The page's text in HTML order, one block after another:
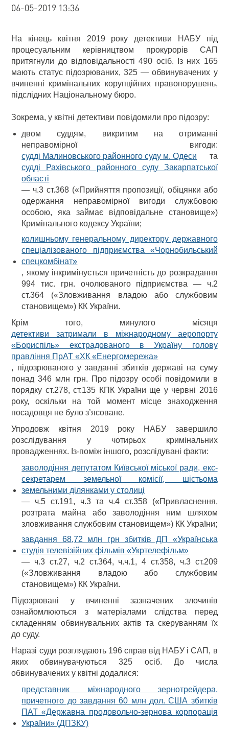
06-05-2019 13:36
На кінець квітня 2019 року детективи НАБУ під
процесуальним керівництвом прокурорів САП
притягнули до відповідальності 490 осіб. Із них 165
мають статус підозрюваних, 325 — обвинувачених у
вчиненні кримінальних корупційних правопорушень,
підслідних Національному бюро.
Зокрема, у квітні детективи повідомили про підозру:
двом суддям, викритим на отриманні
неправомірної вигоди:
судді Малиновського районного суду м. Одеси та
судді Рахівського районного суду Закарпатської
області
— ч.3 ст.368 («Прийняття пропозиції, обіцянки або
одержання неправомірної вигоди службовою
особою, яка займає відповідальне становище»)
Кримінального кодексу України;
колишньому генеральному директору державного
спеціалізованого підприємства «Чорнобильський
спецкомбінат»
, якому інкримінується причетність до розкрадання
994 тис. грн. очолюваного підприємства — ч.2
ст.364 («Зловживання владою або службовим
становищем») КК України.
Крім того, минулого місяця
детективи затримали в міжнародному аеропорту
«Бориспіль» екстрадованого в Україну голову
правління ПрАТ «ХК «Енергомережа»
, підозрюваного у завданні збитків державі на суму
понад 346 млн грн. Про підозру особі повідомили в
порядку ст.278, ст.135 КПК України ще у червні 2016
року, оскільки на той момент місце знаходження
посадовця не було з’ясоване.
Упродовж квітня 2019 року НАБУ завершило
розслідування у чотирьох кримінальних
провадженнях. Із-поміж іншого, розслідувані факти:
заволодіння депутатом Київської міської ради, екс-
секретарем земельної комісії, шістьома
земельними ділянками у столиці
— ч.5 ст.191, ч.3 та ч.4 ст.358 («Привласнення,
розтрата майна або заволодіння ним шляхом
зловживання службовим становищем») КК України;
завдання 68,72 млн грн збитків ДП «Українська
студія телевізійних фільмів «Укртелефільм»
— ч.3 ст.27, ч.2 ст.364, ч.ч.1, 4 ст.358, ч.3 ст.209
(«Зловживання владою або службовим
становищем») КК України.
Підозрювані у вчиненні зазначених злочинів
ознайомлюються з матеріалами слідства перед
складенням обвинувальних актів та скеруванням їх
до суду.
Наразі суди розглядають 196 справ від НАБУ і САП, в
яких обвинувачуються 325 осіб. До числа
обвинувачених у квітні додалися:
представник міжнародного зернотрейдера,
причетного до завдання 60 млн дол. США збитків
ПАТ «Державна продовольчо-зернова корпорація
України» (ДПЗКУ)